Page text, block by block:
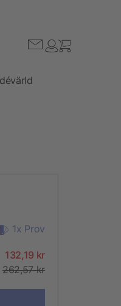
1x Prov
132,19 kr
262,57 kr